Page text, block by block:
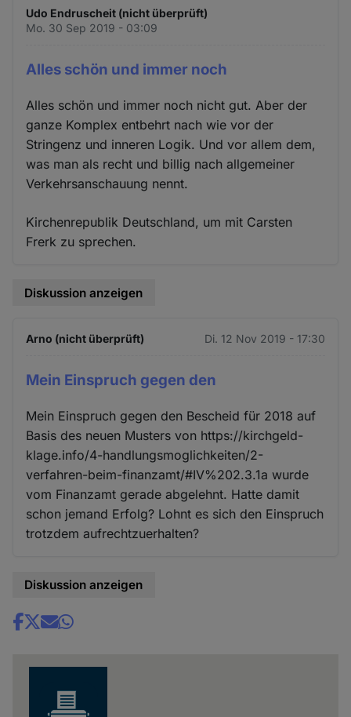
Udo Endruscheit (nicht überprüft)
Mo. 30 Sep 2019 - 03:09
Alles schön und immer noch
Alles schön und immer noch nicht gut. Aber der
ganze Komplex entbehrt nach wie vor der
Stringenz und inneren Logik. Und vor allem dem,
was man als recht und billig nach allgemeiner
Verkehrsanschauung nennt.
Kirchenrepublik Deutschland, um mit Carsten
Frerk zu sprechen.
Diskussion anzeigen
Arno (nicht überprüft) Di. 12 Nov 2019 - 17:30
Mein Einspruch gegen den
Mein Einspruch gegen den Bescheid für 2018 auf
Basis des neuen Musters von https://kirchgeld-
klage.info/4-handlungsmoglichkeiten/2-
verfahren-beim-finanzamt/#IV%202.3.1a wurde
vom Finanzamt gerade abgelehnt. Hatte damit
schon jemand Erfolg? Lohnt es sich den Einspruch
trotzdem aufrechtzuerhalten?
Diskussion anzeigen
Share